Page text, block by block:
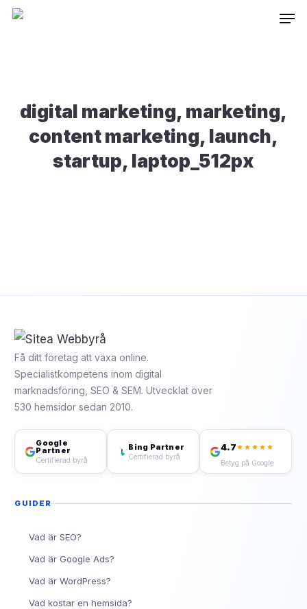
Skip
digital marketing, marketing,
content marketing, launch,
startup, laptop_512px
Få ditt företag att växa online.
Specialistkompetens inom digital
marknadsföring, SEO & SEM. Utvecklat över
530 hemsidor sedan 2010.
Google
Partner
Certifierad byrå
Bing Partner
Certifierad byrå
4.7★★★★★
Betyg på Google
GUIDER
Vad är SEO?
Vad är Google Ads?
Vad är WordPress?
Vad kostar en hemsida?